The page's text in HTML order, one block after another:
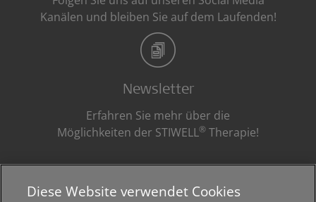
Kanälen und bleiben Sie auf dem Laufenden!
Newsletter
Erfahren Sie mehr über die
Möglichkeiten der STIWELL® Therapie!
Diese Website verwendet Cookies